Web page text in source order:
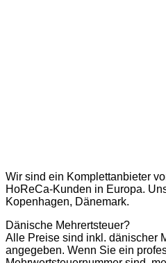
Wir sind ein Komplettanbieter
HoReCa-Kunden in Europa.
Kopenhagen, Dänemark.
Dänische Mehrertsteuer?
Alle Preise sind inkl. dänischer
angegeben. Wenn Sie ein